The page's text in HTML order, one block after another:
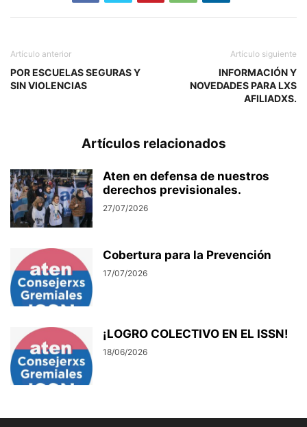
Artículo anterior
POR ESCUELAS SEGURAS Y
SIN VIOLENCIAS
Artículo siguiente
INFORMACIÓN Y
NOVEDADES PARA LXS
AFILIADXS.
Artículos relacionados
Aten en defensa de nuestros
derechos previsionales.
27/07/2026
Cobertura para la Prevención
17/07/2026
¡LOGRO COLECTIVO EN EL ISSN!
18/06/2026